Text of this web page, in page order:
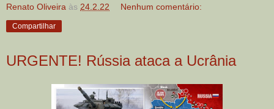
Renato Oliveira às 24.2.22 Nenhum comentário:
Compartilhar
URGENTE! Rússia ataca a Ucrânia